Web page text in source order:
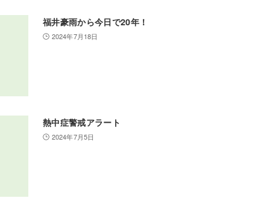
福井豪雨から今日で20年！
2024年7月18日
熱中症警戒アラート
2024年7月5日